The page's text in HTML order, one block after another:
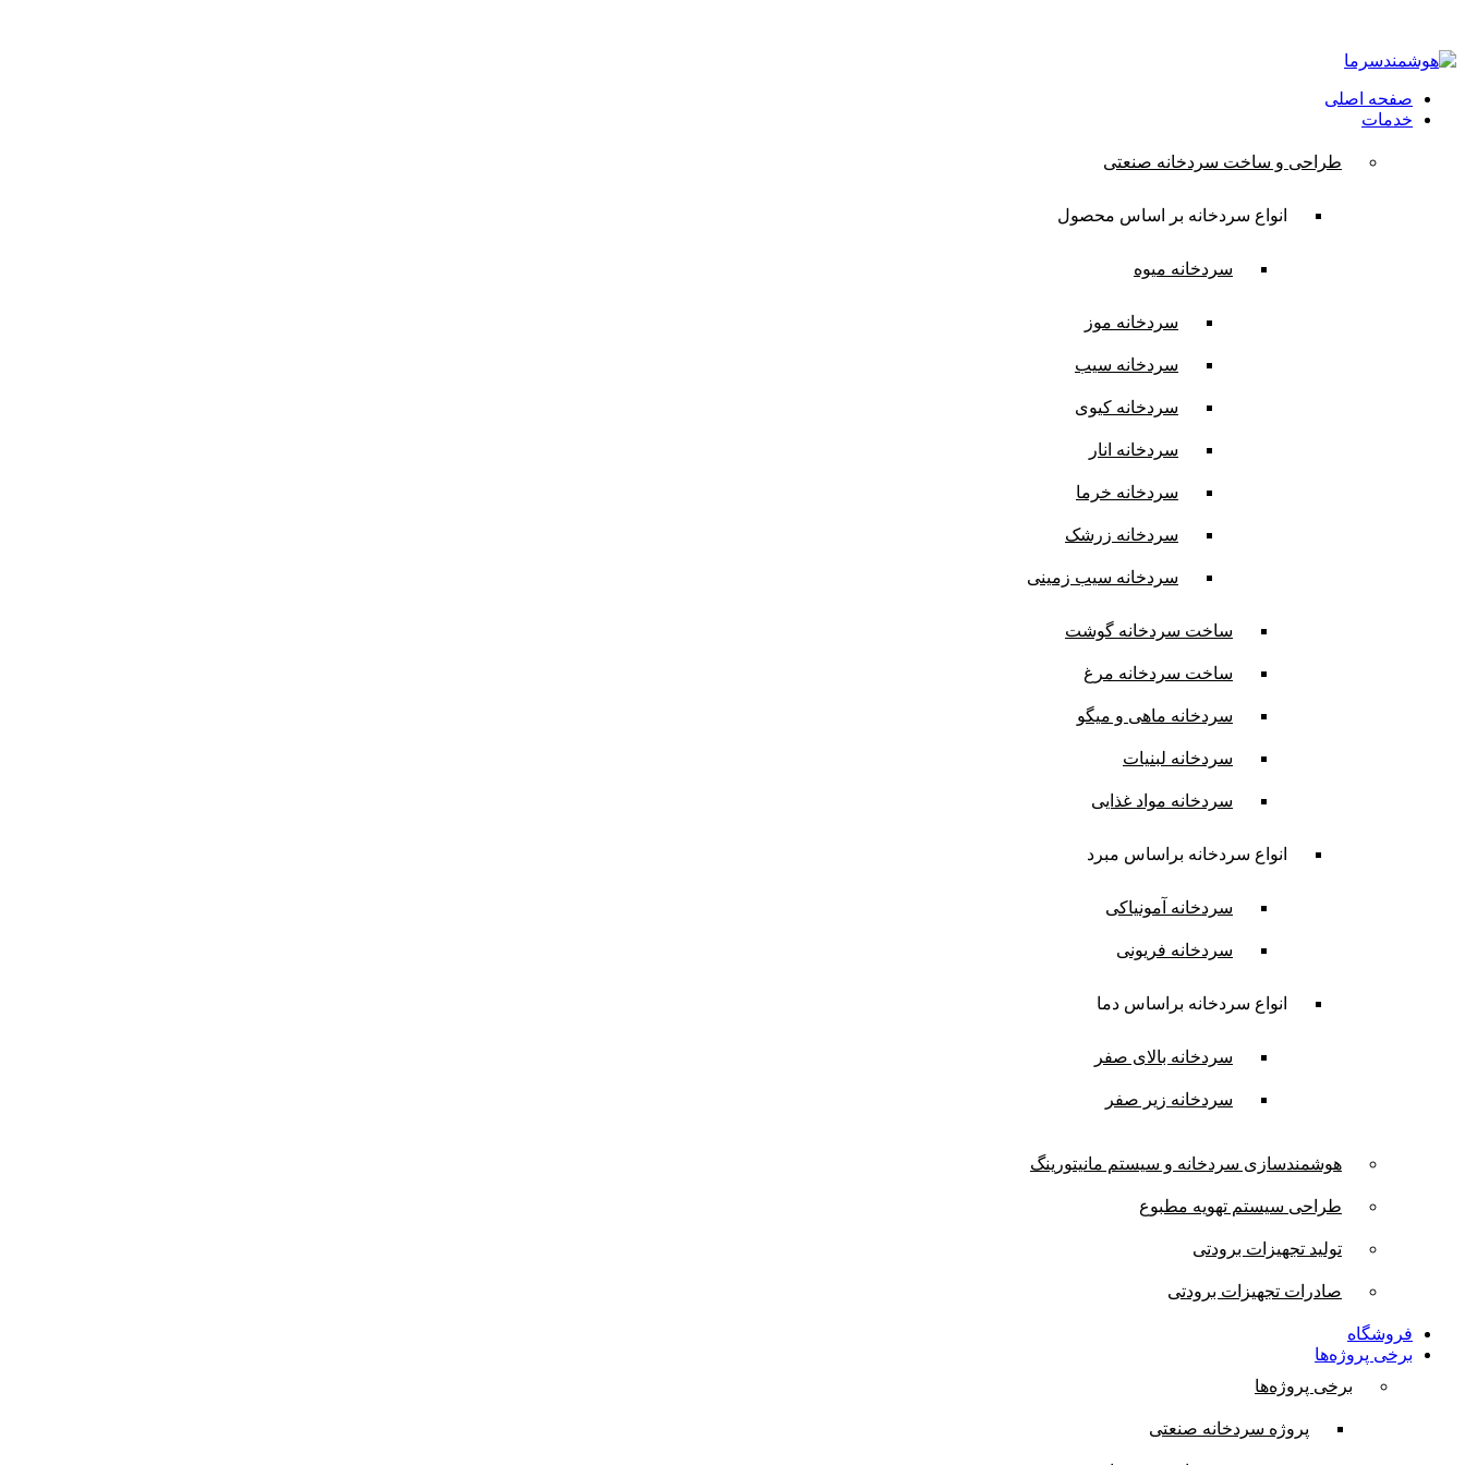
صفحه اصلی
خدمات
طراحی و ساخت سردخانه صنعتی
انواع سردخانه بر اساس محصول
سردخانه میوه
سردخانه موز
سردخانه سیب
سردخانه کیوی
سردخانه انار
سردخانه خرما
سردخانه زرشک
سردخانه سیب زمینی
ساخت سردخانه گوشت
ساخت سردخانه مرغ
سردخانه ماهی و میگو
سردخانه لبنیات
سردخانه مواد غذایی
انواع سردخانه براساس مبرد
سردخانه آمونیاکی
سردخانه فریونی
انواع سردخانه براساس دما
سردخانه بالای صفر
سردخانه زیر صفر
هوشمندسازی سردخانه و سیستم مانیتورینگ
طراحی سیستم تهویه مطبوع
تولید تجهیزات برودتی
صادرات تجهیزات برودتی
فروشگاه
برخی پروژه‌ها
برخی پروژه‌ها
پروژه سردخانه صنعتی